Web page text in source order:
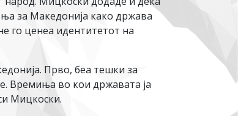
за Македонија како држава
го ценеа идентитетот на
Прво, беа тешки за
Времиња во кои државата ја
Мицкоски.